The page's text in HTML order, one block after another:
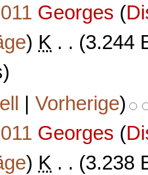
Georges (
) K . . (3.244
|Vorherige)
Georges (
) K . . (3.238